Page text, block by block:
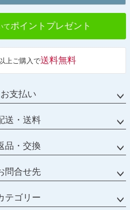
へ
てポイントプレゼント
上ご購入で送料無料
お支払い
送・送料
品・交換
問合せ先
テゴリー